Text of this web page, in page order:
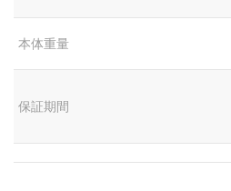
本体重量
保証期間